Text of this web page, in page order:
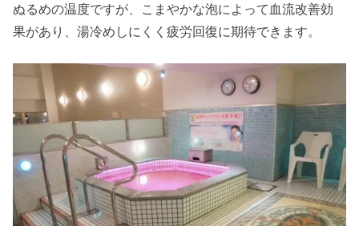
ぬるめの温度ですが、こまやかな泡によって血流改善効
果があり、湯冷めしにくく疲労回復に期待できます。